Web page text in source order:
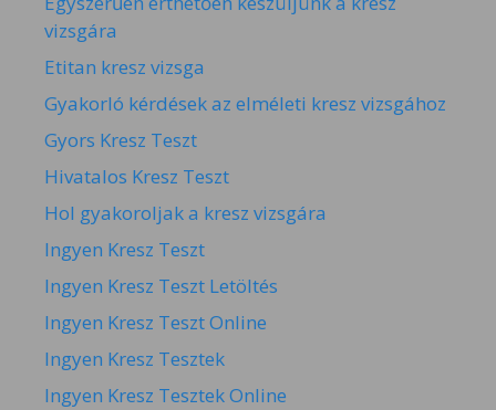
vizsgára
Etitan kresz vizsga
Gyakorló kérdések az elméleti kresz vizsgához
Gyors Kresz Teszt
Hivatalos Kresz Teszt
Hol gyakoroljak a kresz vizsgára
Ingyen Kresz Teszt
Ingyen Kresz Teszt Letöltés
Ingyen Kresz Teszt Online
Ingyen Kresz Tesztek
Ingyen Kresz Tesztek Online